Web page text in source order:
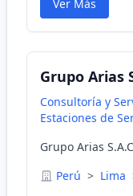
Ver Más
Grupo Arias
Consultoría y
Estaciones de
Grupo Arias
Perú > Lima